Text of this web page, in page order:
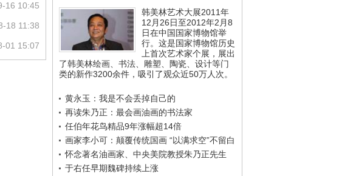
韩美林艺术大展2011年
12月26日至2012年2月8
日在中国国家博物馆举
行。这是国家博物馆历史
上首次艺术家个展，展出
了韩美林绘画、书法、雕塑、陶瓷、设计等门
类的新作3200余件，吸引了观众近50万人次。
黄永玉：我是不会丢掉自己的
再读朱乃正：最会画油画的书法家
任伯年花鸟精品9年涨幅超14倍
画家李小可：颠覆传统国画 “以满求空”不留白
怀念著名油画家、中央美院教授朱乃正先生
于右任早期魏碑持续上涨
16 10:45
18 11:38
01 15:07